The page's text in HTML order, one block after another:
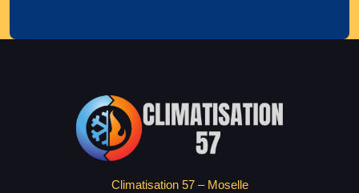
Climatisation 57 – Moselle